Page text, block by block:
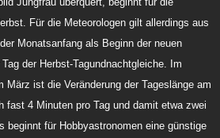
Für die Meteorologen gilt allerdings aus
Monatsanfang als Beginn der neuen
der Herbst-Tagundnachtgleiche. Im
März ist die Veränderung der Tageslänge am
fast 4 Minuten pro Tag und damit etwa zwei
beginnt für Hobbyastronomen eine günstige